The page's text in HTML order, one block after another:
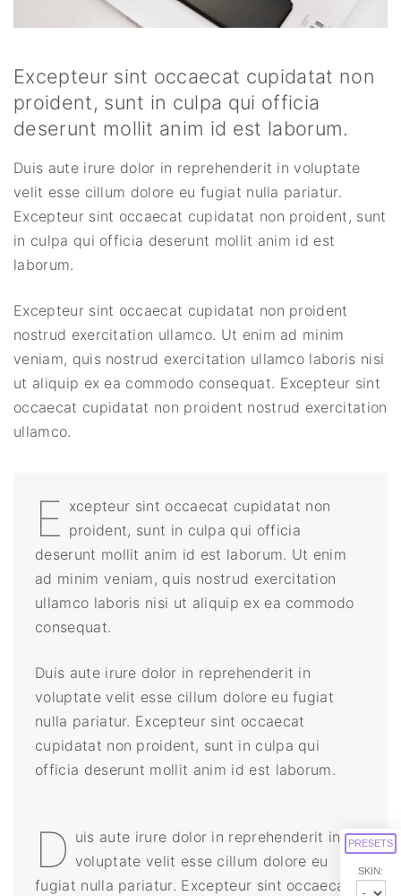
Excepteur sint occaecat cupidatat non
proident, sunt in culpa qui officia
deserunt mollit anim id est laborum.
Duis aute irure dolor in reprehenderit in voluptate
velit esse cillum dolore eu fugiat nulla pariatur.
Excepteur sint occaecat cupidatat non proident, sunt
in culpa qui officia deserunt mollit anim id est
laborum.
Excepteur sint occaecat cupidatat non proident
nostrud exercitation ullamco. Ut enim ad minim
veniam, quis nostrud exercitation ullamco laboris nisi
ut aliquip ex ea commodo consequat. Excepteur sint
occaecat cupidatat non proident nostrud exercitation
ullamco.
E xcepteur sint occaecat cupidatat non
proident, sunt in culpa qui officia
deserunt mollit anim id est laborum. Ut enim
ad minim veniam, quis nostrud exercitation
ullamco laboris nisi ut aliquip ex ea commodo
consequat.
Duis aute irure dolor in reprehenderit in
voluptate velit esse cillum dolore eu fugiat
nulla pariatur. Excepteur sint occaecat
cupidatat non proident, sunt in culpa qui
officia deserunt mollit anim id est laborum.
D uis aute irure dolor in reprehenderit in
voluptate velit esse cillum dolore eu
fugiat nulla pariatur. Excepteur sint occaecat
PRESETS
SKIN: